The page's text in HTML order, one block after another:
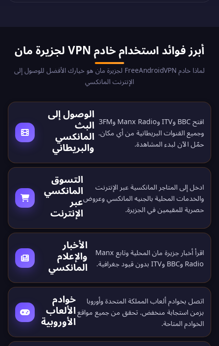
أبرز فوائد استخدام خادم VPN لجزيرة مان
لماذا خادم FreeAndroidVPN لجزيرة مان هو خيارك الأفضل للوصول إلى
الإنترنت المانكسي
الوصول إلى
البث
المانكسي
والبريطاني
افتح BBC وITV وManx Radio و3FM
وجميع القنوات البريطانية من أي مكان.
حمّل الآن لبدء المشاهدة.
التسوق
المانكسي
عبر
الإنترنت
ادخل إلى المتاجر المانكسية عبر الإنترنت
والخدمات المحلية بالجنيه المانكسي وعروض
حصرية للمقيمين في الجزيرة.
الأخبار
والإعلام
المانكسي
اقرأ أخبار جزيرة مان المحلية وتابع Manx
Radio وBBC وITV بدون قيود جغرافية.
خوادم
الألعاب
الأوروبية
اتصل بخوادم ألعاب المملكة المتحدة وأوروبا
بزمن استجابة منخفض. تحقق من جميع مواقع
الخوادم المتاحة.